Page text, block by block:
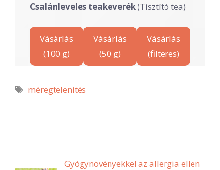
Csalánleveles teakeverék(Tisztító tea)
Vásárlás
(100 g)
Vásárlás
(50 g)
Vásárlás
(filteres)
Címkék
méregtelenítés
Gyógynövényekkel az allergia ellen